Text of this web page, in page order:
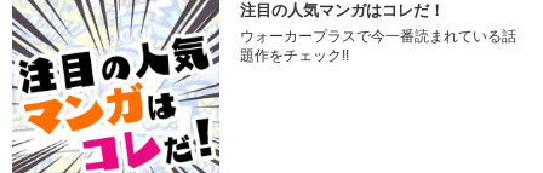
注目の人気マンガはコレだ！
ウォーカープラスで今一番読まれている話
題作をチェック!!